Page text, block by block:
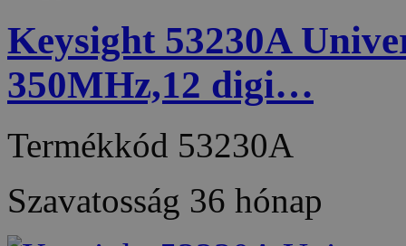
Keysight 53230A
350MHz,12 digi…
Termékkód 53230A
Szavatosság 36 hónap